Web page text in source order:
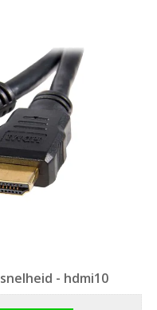
- hdmi10